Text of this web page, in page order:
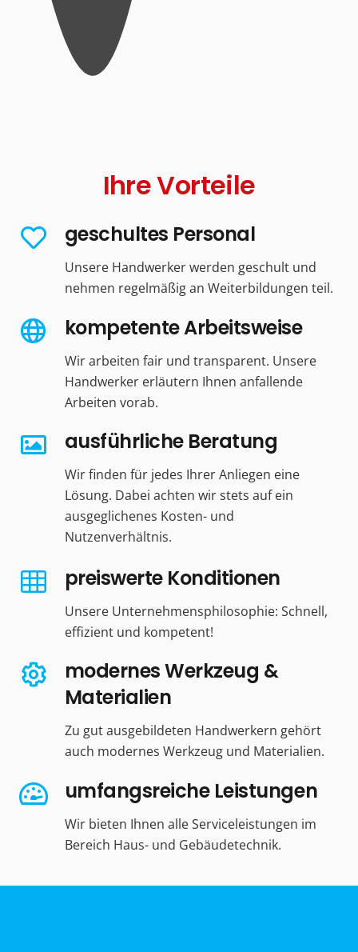
Ihre Vorteile
geschultes Personal
Unsere Handwerker werden geschult und
nehmen regelmäßig an Weiterbildungen teil.
kompetente Arbeitsweise
Wir arbeiten fair und transparent. Unsere
Handwerker erläutern Ihnen anfallende
Arbeiten vorab.
ausführliche Beratung
Wir finden für jedes Ihrer Anliegen eine
Lösung. Dabei achten wir stets auf ein
ausgeglichenes Kosten- und
Nutzenverhältnis.
preiswerte Konditionen
Unsere Unternehmensphilosophie: Schnell,
effizient und kompetent!
modernes Werkzeug &
Materialien
Zu gut ausgebildeten Handwerkern gehört
auch modernes Werkzeug und Materialien.
umfangsreiche Leistungen
Wir bieten Ihnen alle Serviceleistungen im
Bereich Haus- und Gebäudetechnik.